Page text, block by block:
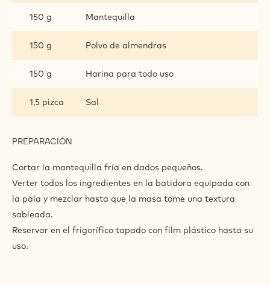
150 g Mantequilla
150 g Polvo de almendras
150 g Harina para todo uso
1,5 pizca Sal
PREPARACIÓN
DE
ALMENDRA
Cortar la mantequilla fría en dados pequeños.
Verter todos los ingredientes en la batidora equipada con
la pala y mezclar hasta que la masa tome una textura
sableada.
Reservar en el frigorífico tapado con film plástico hasta su
uso.